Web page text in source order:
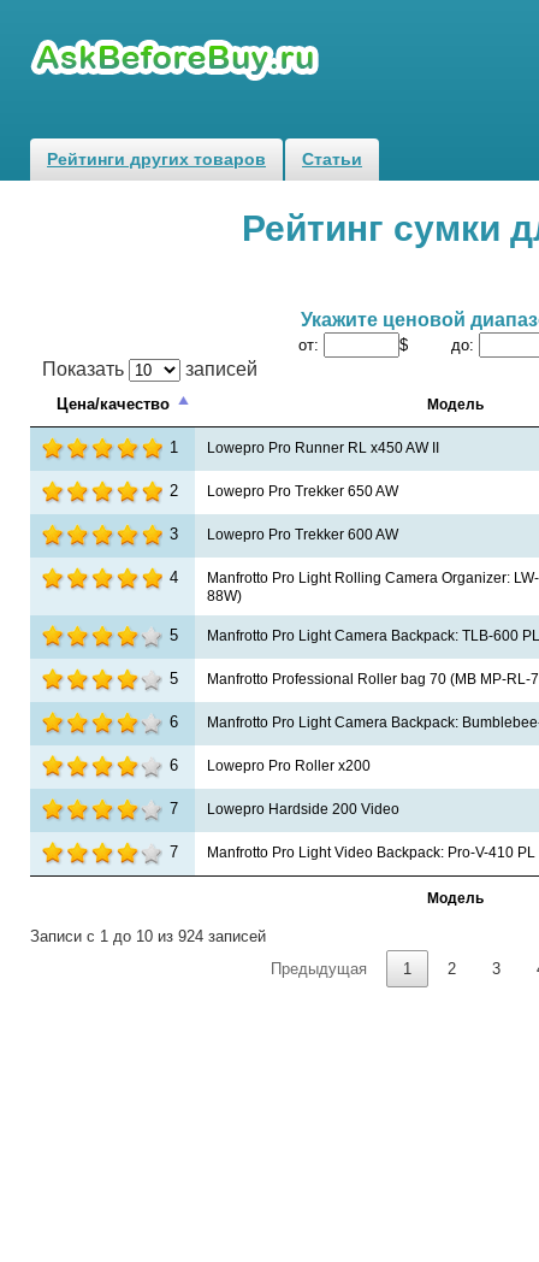
Рейтинги других товаров Статьи
Рейтинг сумки
Укажите ценовой
от: $ до:
Показать записей
Цена/качество Модель
Модель
1 Lowepro Pro Runner RL x450 AW II
2 Lowepro Pro Trekker 650 AW
3 Lowepro Pro Trekker 600 AW
4
Manfrotto Pro Light Rolling Camera Organizer:
88W)
5 Manfrotto Pro Light Camera Backpack: TLB-600
5 Manfrotto Professional Roller bag 70 (MB MP-RL-
6 Manfrotto Pro Light Camera Backpack:
6 Lowepro Pro Roller x200
7 Lowepro Hardside 200 Video
7 Manfrotto Pro Light Video Backpack: Pro-V-410
Записи с 1 до 10 из 924 записей
Предыдущая
1 2 3